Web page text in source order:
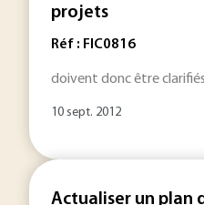
projets
Réf : FIC0816
doivent donc être
10 sept. 2012
Actualiser un plan